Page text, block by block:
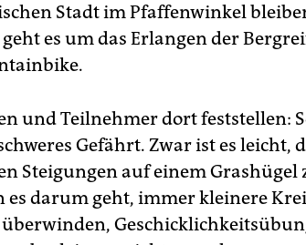
Stadt im Pfaffenwinkel
es um das Erlangen der
und Teilnehmer dort feststellen:
Gefährt. Zwar ist es leicht,
Steigungen auf einem Grashügel
darum geht, immer kleinere